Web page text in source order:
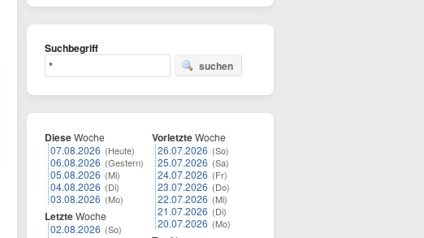
Suchbegriff
suchen
DieseWoche
07.08.2026 (Heute)
06.08.2026 (Gestern)
05.08.2026 (Mi)
04.08.2026 (Di)
03.08.2026 (Mo)
LetzteWoche
02.08.2026 (So)
VorletzteWoche
26.07.2026 (So)
25.07.2026 (Sa)
24.07.2026 (Fr)
23.07.2026 (Do)
22.07.2026 (Mi)
21.07.2026 (Di)
20.07.2026 (Mo)